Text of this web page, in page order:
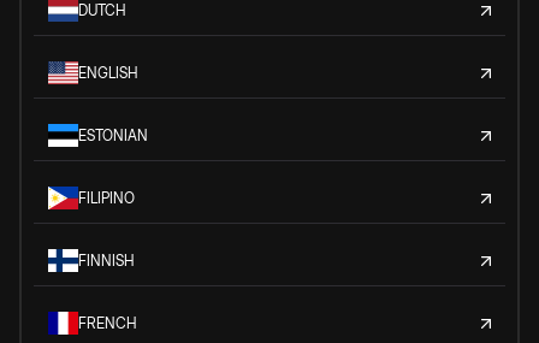
DUTCH
ENGLISH
ESTONIAN
FILIPINO
FINNISH
FRENCH